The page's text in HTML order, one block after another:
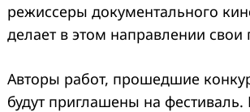
режиссеры документального
делает в этом направлении
Авторы работ, прошедшие
будут приглашены на фестиваль.